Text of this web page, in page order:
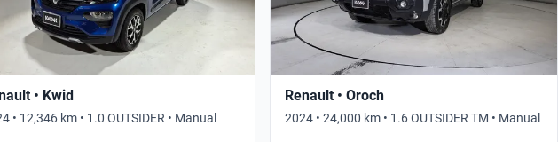
• Kwid
• 12,346 km • 1.0 OUTSIDER • Manual
Renault • Oroch
2024 • 24,000 km • 1.6 OUTSIDER TM • Manual